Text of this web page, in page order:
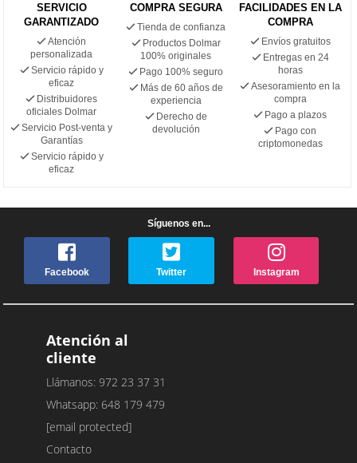
SERVICIO
GARANTIZADO
Atención
personalizada
Servicio rápido y
eficaz
Distribuidores
oficiales Dolmar
Servicio Post-venta y
Garantías
Servicio rápido y
eficaz
COMPRA SEGURA
Tienda de confianza
Productos Dolmar
100% originales
Pago 100% seguro
Más de 60 años de
experiencia
Derecho de
devolución
FACILIDADES EN LA
COMPRA
Envíos gratuitos
Entregas en 24
horas
Asesoramiento en la
compra
Pago a plazos
Pago con
criptomonedas
Síguenos en...
Facebook Twitter Instagram
Atención al
cliente
Llámanos: 972 23 37 31
Whatsapp: 648 179 479
[email protected]
Contacto